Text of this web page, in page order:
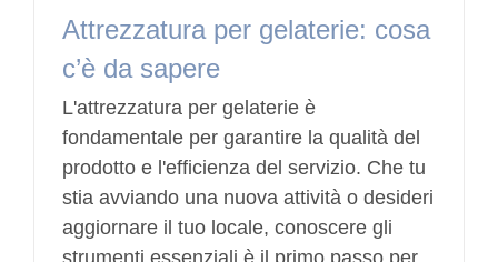
Attrezzatura per gelaterie: cosa
c’è da sapere
L'attrezzatura per gelaterie è
fondamentale per garantire la qualità del
prodotto e l'efficienza del servizio. Che tu
stia avviando una nuova attività o desideri
aggiornare il tuo locale, conoscere gli